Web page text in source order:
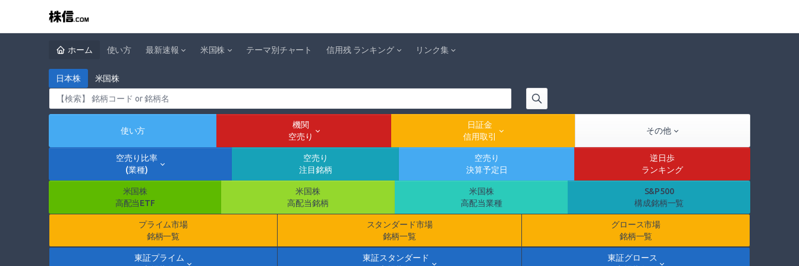
ホーム 使い方 最新速報 米国株 テーマ別チャート 信用残 ランキング リンク集
日本株 米国株
使い方
機関
空売り
日証金
信用取引
その他
空売り比率
(業種)
空売り
注目銘柄
空売り
決算予定日
逆日歩
ランキング
米国株
高配当ETF
米国株
高配当銘柄
米国株
高配当業種
S&P500
構成銘柄一覧
プライム市場
銘柄一覧
スタンダード市場
銘柄一覧
グロース市場
銘柄一覧
東証プライム
東証スタンダード
東証グロース